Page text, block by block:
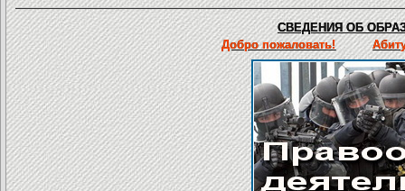
СВЕДЕНИЯ ОБ
Добро пожаловать!